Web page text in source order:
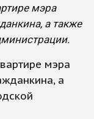
мэра
а также
мэра
а